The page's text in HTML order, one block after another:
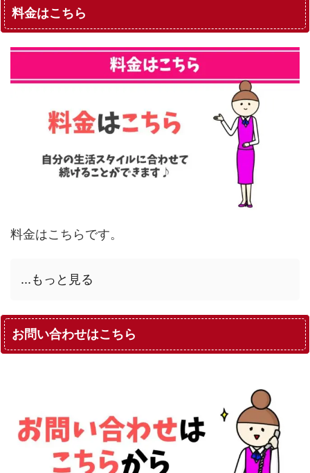
料金はこちら
料金はこちらです。
...もっと見る
お問い合わせはこちら